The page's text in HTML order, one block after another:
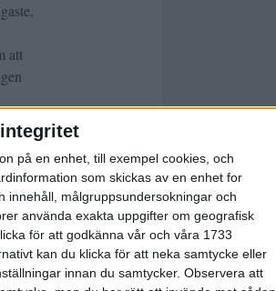
på en enhet, till exempel cookies, och
som skickas av en enhet for
innehåll, målgruppsundersokningar och
använda exakta uppgifter om geografisk
för att godkänna vår och våra 1733
kan du klicka för att neka samtycke eller
innan du samtycker. Observera att
att
ska